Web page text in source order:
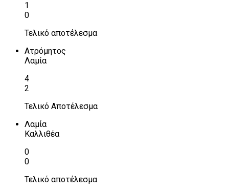
1
0
Τελικό αποτέλεσμα
Ατρόμητος
Λαμία
4
2
Τελικό Αποτέλεσμα
Λαμία
Καλλιθέα
0
0
Τελικό αποτέλεσμα